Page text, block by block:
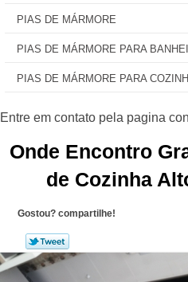
PIAS DE MÁRMORE
PIAS DE MÁRMORE PARA
PIAS DE MÁRMORE PARA
Onde Encontro
de Cozinha
Gostou? compartilhe!